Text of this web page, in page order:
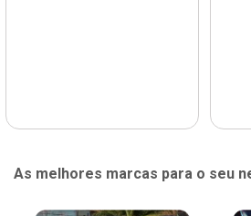
As melhores marcas para o seu